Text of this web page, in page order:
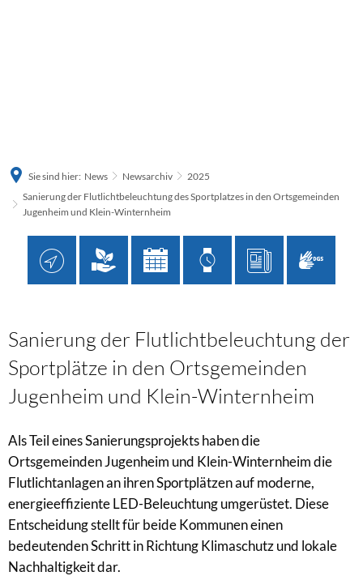
Sie sind hier: News Newsarchiv
2025
Sanierung der Flutlichtbeleuchtung des Sportplatzes in den Ortsgemeinden
Jugenheim und Klein-Winternheim
Sanierung der Flutlichtbeleuchtung der
Sportplätze in den Ortsgemeinden
Jugenheim und Klein-Winternheim
Als Teil eines Sanierungsprojekts haben die
Ortsgemeinden Jugenheim und Klein-Winternheim die
Flutlichtanlagen an ihren Sportplätzen auf moderne,
energieeffiziente LED-Beleuchtung umgerüstet. Diese
Entscheidung stellt für beide Kommunen einen
bedeutenden Schritt in Richtung Klimaschutz und lokale
Nachhaltigkeit dar.